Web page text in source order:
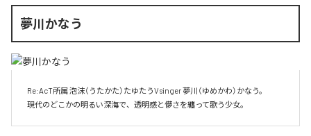
夢川かなう
現代のどこかの明るい深海で、透明感と儚さを纏って歌う少女。